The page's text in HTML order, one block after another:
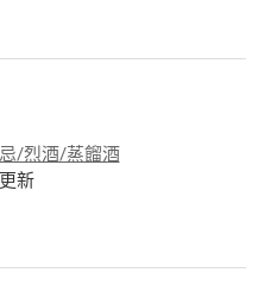
/烈酒/蒸餾酒
新